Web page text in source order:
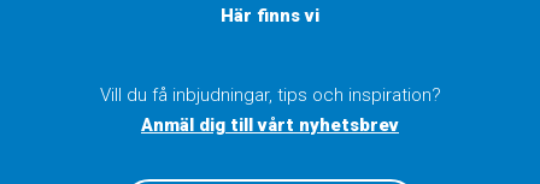
Här finns vi
Vill du få inbjudningar, tips och inspiration?
Anmäl dig till vårt nyhetsbrev